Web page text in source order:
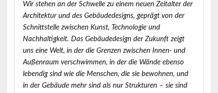
Wir stehen an der Schwelle zu einem neuen Zeitalter der
Architektur und des Gebäudedesigns, geprägt von der
Schnittstelle zwischen Kunst, Technologie und
Nachhaltigkeit. Das Gebäudedesign der Zukunft zeigt
uns eine Welt, in der die Grenzen zwischen Innen- und
Außenraum verschwimmen, in der die Wände ebenso
lebendig sind wie die Menschen, die sie bewohnen, und
in der Gebäude mehr sind als nur Strukturen – sie sind